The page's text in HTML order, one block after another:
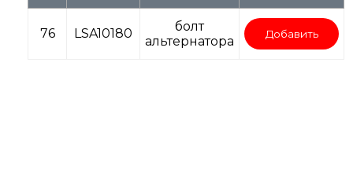
76 LSA10180
болт
альтернатора
Добавить